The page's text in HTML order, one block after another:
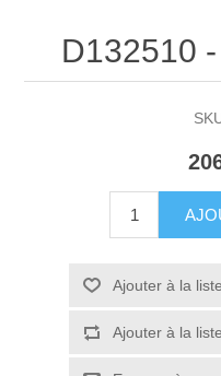
D132510
Ajouter à la
Ajouter à la